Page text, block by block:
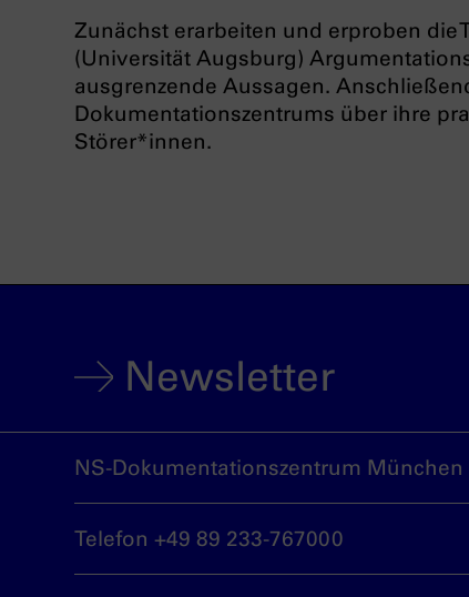
Zunächst erarbeiten und erproben die
(Universität Augsburg)
ausgrenzende Aussagen.
Dokumentationszentrums über ihre
Störer*innen.
Newsletter
NS-Dokumentationszentrum München
Telefon +49 89 233-767000